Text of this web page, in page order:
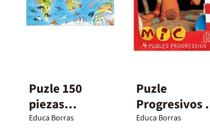
Puzle 150
piezas
Mapamundi
Educa Borras
Puzle
Progresivos
9-12-16 Mic
Educa Borras